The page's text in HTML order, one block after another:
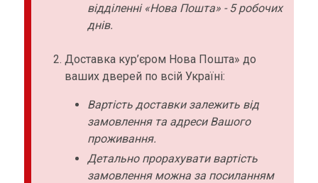
відділенні «Нова Пошта» - 5 робочих
днів.
Доставка кур’єром Нова Пошта» до
ваших дверей по всій Україні:
Вартість доставки залежить від
замовлення та адреси Вашого
проживання.
Детально прорахувати вартість
замовлення можна за посиланням